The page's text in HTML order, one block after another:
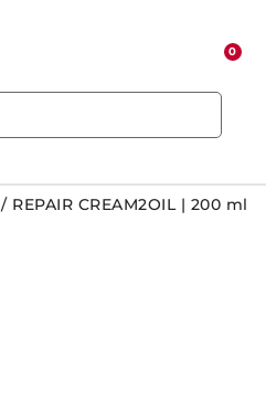
0
/ REPAIR CREAM2OIL | 200 ml